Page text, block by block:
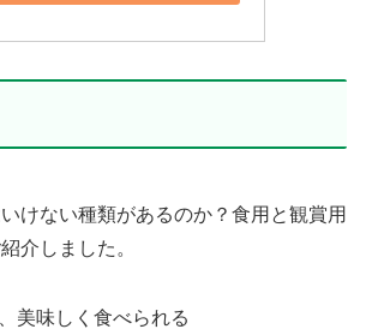
けない種類があるのか？食用と観賞用
介しました。
美味しく食べられる